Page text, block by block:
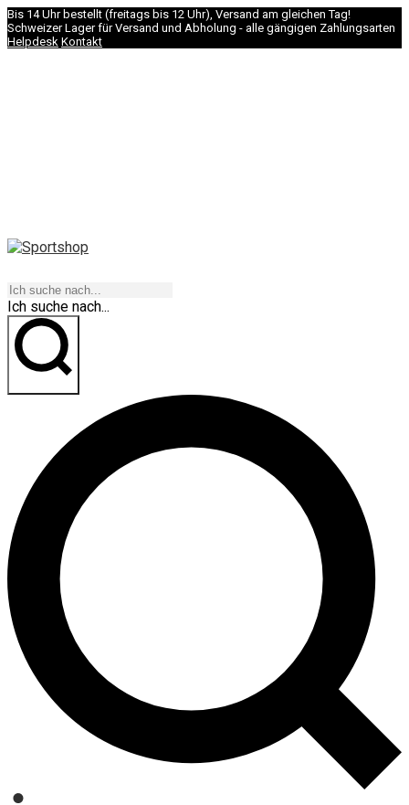
Bis 14 Uhr bestellt (freitags bis 12 Uhr), Versand am gleichen Tag!
Schweizer Lager für Versand und Abholung - alle gängigen Zahlungsarten
Helpdesk Kontakt
Ich suche nach...